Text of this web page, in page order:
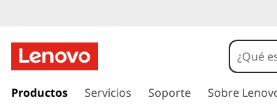
h
r
Productos Servicios Soporte Sobre